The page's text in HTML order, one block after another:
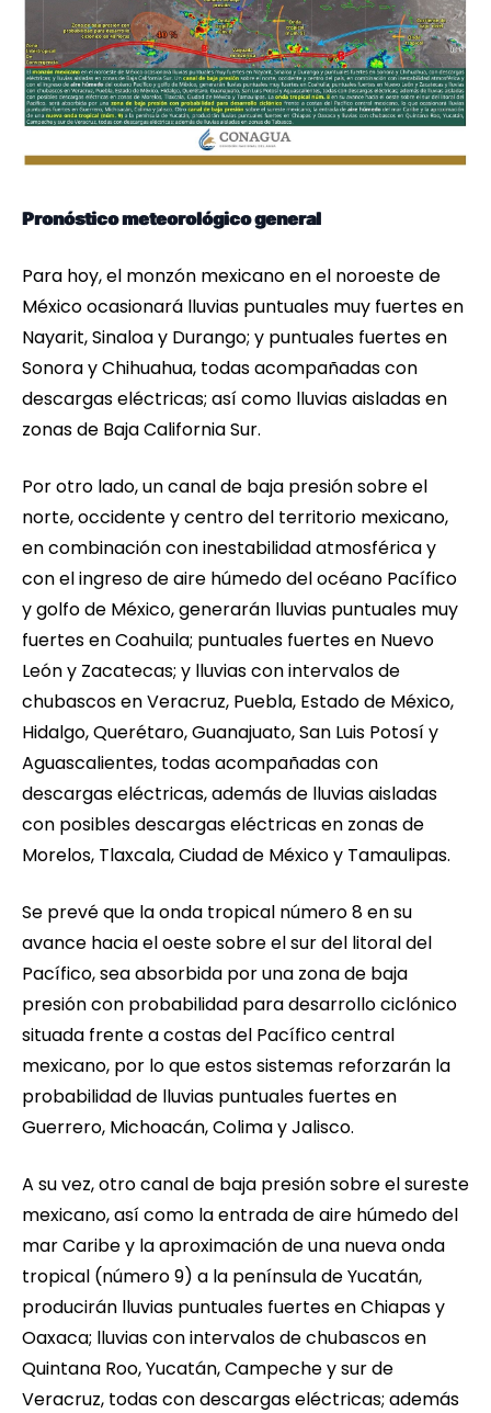
Pronóstico meteorológico general
Para hoy, el monzón mexicano en el noroeste de
México ocasionará lluvias puntuales muy fuertes en
Nayarit, Sinaloa y Durango; y puntuales fuertes en
Sonora y Chihuahua, todas acompañadas con
descargas eléctricas; así como lluvias aisladas en
zonas de Baja California Sur.
Por otro lado, un canal de baja presión sobre el
norte, occidente y centro del territorio mexicano,
en combinación con inestabilidad atmosférica y
con el ingreso de aire húmedo del océano Pacífico
y golfo de México, generarán lluvias puntuales muy
fuertes en Coahuila; puntuales fuertes en Nuevo
León y Zacatecas; y lluvias con intervalos de
chubascos en Veracruz, Puebla, Estado de México,
Hidalgo, Querétaro, Guanajuato, San Luis Potosí y
Aguascalientes, todas acompañadas con
descargas eléctricas, además de lluvias aisladas
con posibles descargas eléctricas en zonas de
Morelos, Tlaxcala, Ciudad de México y Tamaulipas.
Se prevé que la onda tropical número 8 en su
avance hacia el oeste sobre el sur del litoral del
Pacífico, sea absorbida por una zona de baja
presión con probabilidad para desarrollo ciclónico
situada frente a costas del Pacífico central
mexicano, por lo que estos sistemas reforzarán la
probabilidad de lluvias puntuales fuertes en
Guerrero, Michoacán, Colima y Jalisco.
A su vez, otro canal de baja presión sobre el sureste
mexicano, así como la entrada de aire húmedo del
mar Caribe y la aproximación de una nueva onda
tropical (número 9) a la península de Yucatán,
producirán lluvias puntuales fuertes en Chiapas y
Oaxaca; lluvias con intervalos de chubascos en
Quintana Roo, Yucatán, Campeche y sur de
Veracruz, todas con descargas eléctricas; además